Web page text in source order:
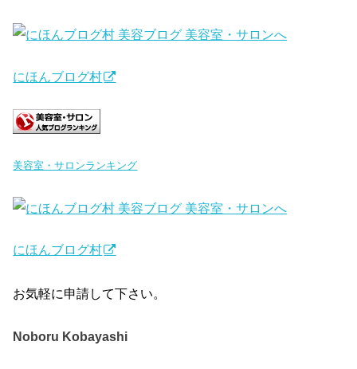
にほんブログ村
美容室・サロンランキング
にほんブログ村
お気軽に申請して下さい。
Noboru Kobayashi